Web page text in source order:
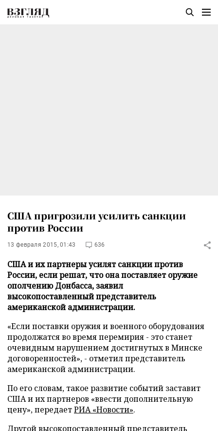
США пригрозили усилить санкции
против России
13 февраля 2015, 01:43 636
США и их партнеры усилят санкции против
России, если решат, что она поставляет оружие
ополчению Донбасса, заявил
высокопоставленный представитель
американской администрации.
«Если поставки оружия и военного оборудования
продолжатся во время перемирия - это станет
очевидным нарушением достигнутых в Минске
договоренностей», - отметил представитель
американской администрации.
По его словам, такое развитие событий заставит
США и их партнеров «ввести дополнительную
цену»,передаетРИА «Новости».
Другой высокопоставленный представитель